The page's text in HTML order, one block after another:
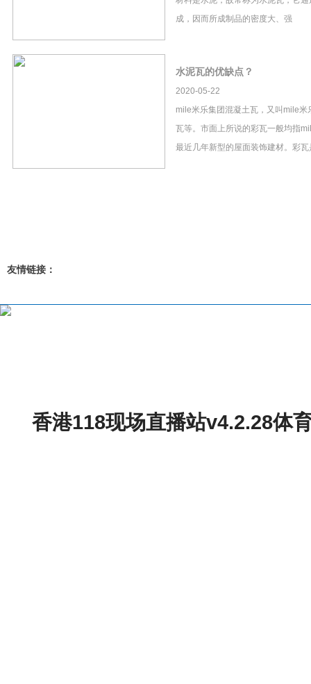
成，因而所成制品的密度大、强
水泥瓦的优缺点？
2020-05-22
mile米乐集团混凝土瓦，又叫mile米
瓦等。市面上所说的彩瓦一般均指
最近几年新型的屋面装饰建材。彩
友情链接：
香港118现场直播站v4.2.28体